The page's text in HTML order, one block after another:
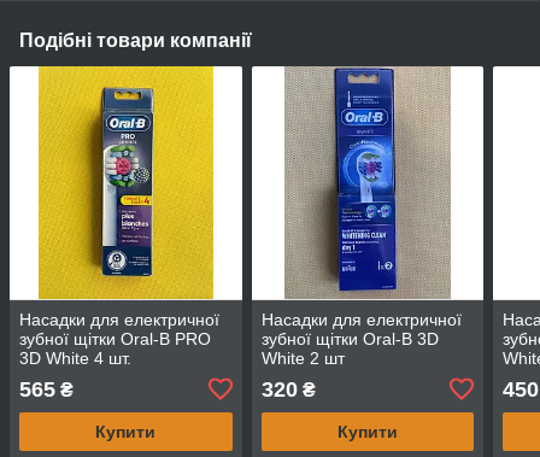
Подібні товари компанії
Насадки для електричної
зубної щітки Oral-B PRO
3D White 4 шт.
565 ₴
Купити
Насадки для електричної
зубної щітки Oral-B 3D
White 2 шт
320₴
Купити
450